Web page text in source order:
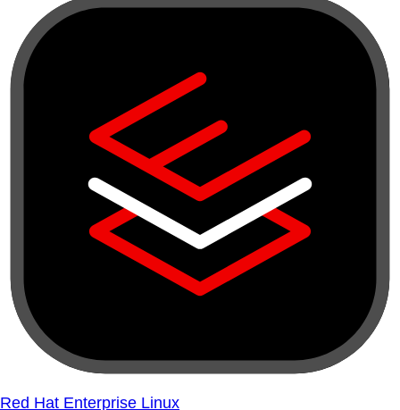
Red Hat Enterprise Linux